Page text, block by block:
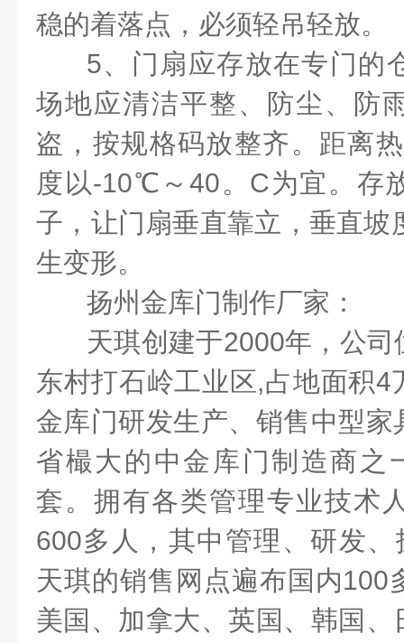
稳的着落点，必须轻吊轻放。
5、门扇应存放在专门的
场地应清洁平整、防尘、防
盗，按规格码放整齐。距离
度以-10℃～40。 C为宜。存
子，让门扇垂直靠立，垂直坡
生变形。
扬州金库门制作厂家：
天琪创建于2000年，公司
东村打石岭工业区,占地面积4
金库门研发生产、销售中型
省樶大的中金库门制造商之
套。拥有各类管理专业技术
600多人，其中管理、研发、
天琪的销售网点遍布国内100
美国、加拿大、英国、韩国